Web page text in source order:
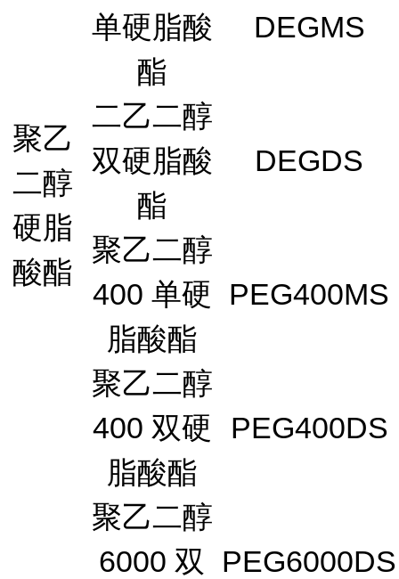
聚乙
二醇
硬脂
酸酯
单硬脂酸
酯
DEGMS
二乙二醇
双硬脂酸
酯
DEGDS
聚乙二醇
400 单硬
脂酸酯
PEG400MS
聚乙二醇
400 双硬
脂酸酯
PEG400DS
聚乙二醇
6000 双
PEG6000DS